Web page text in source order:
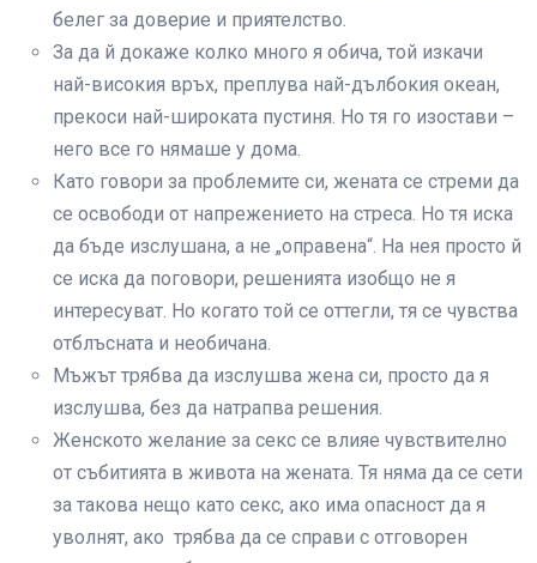
белег за доверие и приятелство.
За да й докаже колко много я обича, той изкачи
най-високия връх, преплува най-дълбокия океан,
прекоси най-широката пустиня. Но тя го изостави –
него все го нямаше у дома.
Като говори за проблемите си, жената се стреми да
се освободи от напрежението на стреса. Но тя иска
да бъде изслушана, а не „оправена“. На нея просто й
се иска да поговори, решенията изобщо не я
интересуват. Но когато той се оттегли, тя се чувства
отблъсната и необичана.
Мъжът трябва да изслушва жена си, просто да я
изслушва, без да натрапва решения.
Женското желание за секс се влияе чувствително
от събитията в живота на жената. Тя няма да се сети
за такова нещо като секс, ако има опасност да я
уволнят, ако трябва да се справи с отговорен